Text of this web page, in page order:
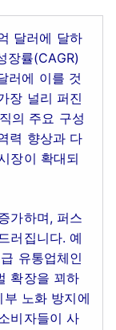
달러에 달하
장률(CAGR)
러에 이를 것
장 널리 퍼진
의 주요 구성
력 향상과 다
장이 확대되
가하며, 퍼스
러집니다. 예
유통업체인
확장을 꾀하
노화 방지에
비자들이 사